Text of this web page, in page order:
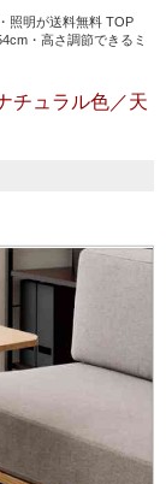
照明が送料無料 TOP
・高さ調節できるミ
チュラル色／天